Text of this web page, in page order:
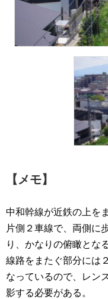
【メモ】
中和幹線が近鉄の上を
片側２車線で、両側に
り、かなりの俯瞰となる
線路をまたぐ部分には
なっているので、レン
影する必要がある。